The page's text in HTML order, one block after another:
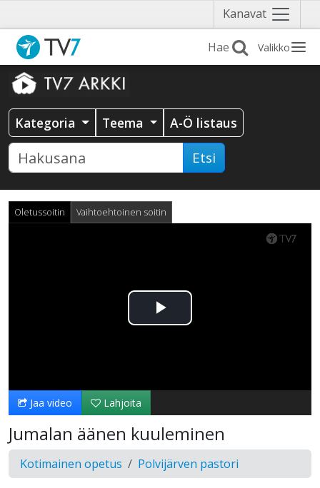
Kanavat Näytä
valikko
Valikko
Kategoria Teema A-Ö listaus
Etsi
Oletussoitin Vaihtoehtoinen soitin
Toista
Jaa video Lahjoita
Jumalan äänen kuuleminen
Kotimainen opetus Polvijärven pastori